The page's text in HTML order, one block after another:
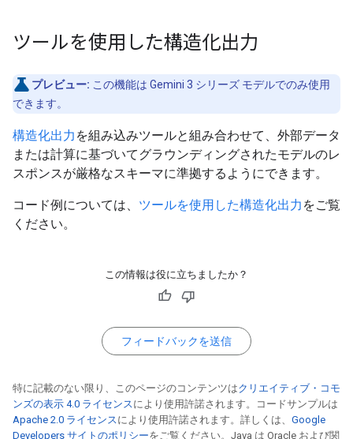
ツールを使用した構造化出力
プレビュー: この機能は Gemini 3 シリーズ モデルでのみ使用
できます。
構造化出力 を組み込みツールと組み合わせて、外部データ
または計算に基づいてグラウンディングされたモデルのレ
スポンスが厳格なスキーマに準拠するようにできます。
コード例については、 ツールを使用した構造化出力 をご覧
ください。
この情報は役に立ちましたか？
フィードバックを送信
特に記載のない限り、このページのコンテンツはクリエイティブ・コモ
ンズの表示 4.0 ライセンスにより使用許諾されます。コードサンプルは
Apache 2.0 ライセンスにより使用許諾されます。詳しくは、 Google
Developers サイトのポリシーをご覧ください。Java は Oracle および関